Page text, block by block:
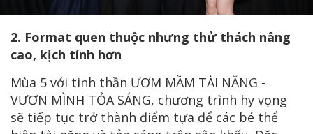
2. Format quen thuộc nhưng thử thách nâng
cao, kịch tính hơn
Mùa 5 với tinh thần ƯƠM MẦM TÀI NĂNG -
VƯƠN MÌNH TỎA SÁNG, chương trình hy vọng
sẽ tiếp tục trở thành điểm tựa để các bé thể